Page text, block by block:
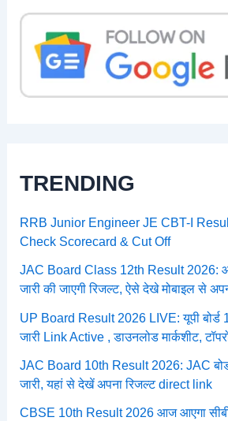
TRENDING
RRB Junior Engineer JE CBT-I
Check Scorecard & Cut Off
JAC Board Class 12th Result 2026:
जारी की जाएगी रिजल्ट, ऐसे देखे मोबाइल से
UP Board Result 2026 LIVE: यूपी बोर्ड
जारी Link Active , डाउनलोड मार्कशीट,
JAC Board 10th Result 2026: JAC
जारी, यहां से देखें अपना रिजल्ट direct link
CBSE 10th Result 2026 आज आएगा